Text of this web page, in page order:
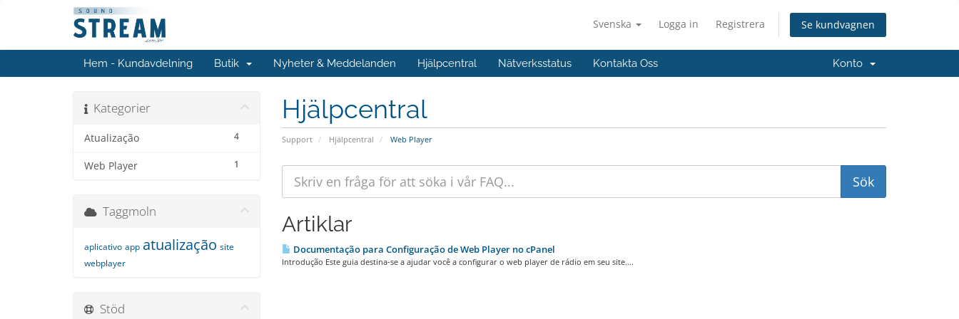
Svenska Logga in Registrera Se kundvagnen
Hem - Kundavdelning Butik Nyheter & Meddelanden Hjälpcentral Nätverksstatus Kontakta Oss Konto
Hjälpcentral
Support Hjälpcentral Web Player
Kategorier
4
Atualização
1
Web Player
Artiklar
Documentação para Configuração de Web Player no cPanel
Introdução Este guia destina-se a ajudar você a configurar o web player de rádio em seu site....
Taggmoln
aplicativo app atualização site
webplayer
Stöd